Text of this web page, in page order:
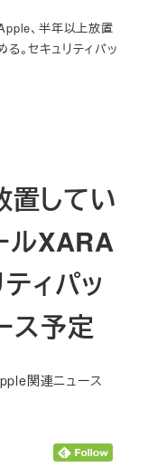
、半年以上放置
。セキュリティパッ
置してい
ルXARA
ィパッ
ス予定
リー関連ニュース